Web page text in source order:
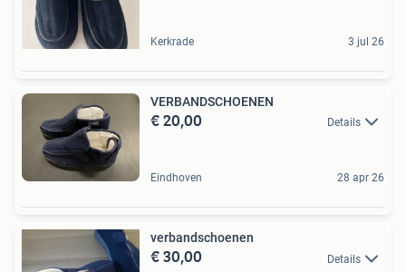
Kerkrade 3 jul 26
VERBANDSCHOENEN
€ 20,00 Details
Eindhoven 28 apr 26
verbandschoenen
€ 30,00 Details